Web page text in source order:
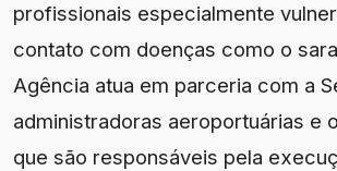
profissionais especialmente
contato com doenças como o
Agência atua em parceria com a
administradoras aeroportuárias e
que são responsáveis pela